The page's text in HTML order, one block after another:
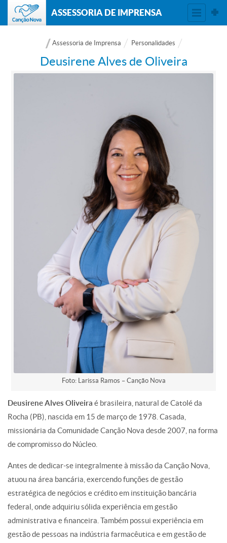
ASSESSORIA DE IMPRENSA
Assessoria de Imprensa Personalidades
Deusirene Alves de Oliveira
Foto: Larissa Ramos – Canção Nova
Deusirene Alves Oliveira é brasileira, natural de Catolé da
Rocha (PB), nascida em 15 de março de 1978. Casada,
missionária da Comunidade Canção Nova desde 2007, na forma
de compromisso do Núcleo.
Antes de dedicar-se integralmente à missão da Canção Nova,
atuou na área bancária, exercendo funções de gestão
estratégica de negócios e crédito em instituição bancária
federal, onde adquiriu sólida experiência em gestão
administrativa e financeira. Também possui experiência em
gestão de pessoas na indústria farmacêutica e em gestão de